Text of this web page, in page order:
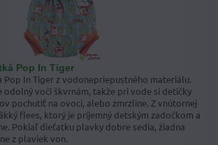
Pop In Tiger
Pop In Tiger z vodonepriepustného materiálu.
odolný voči škvrnám, takže pri vode si detičky
pochutiť na ovocí, alebo zmrzline. Z vnútornej
flees, ktorý je príjemný detským zadočkom a
Pokiaľ dieťatku plavky dobre sedia, žiadna
z plaviek von.